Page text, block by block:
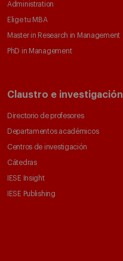
Administration
Elige tu MBA
Master in Research in Management
PhD in Management
Claustro e investigación
Directorio de profesores
Departamentos académicos
Centros de investigación
Cátedras
IESE Insight
IESE Publishing